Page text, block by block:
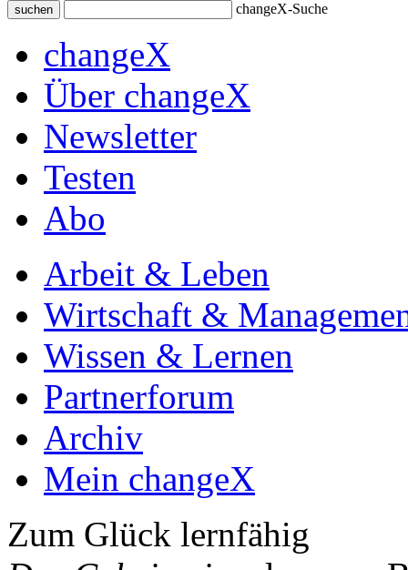
suchen changeX-Suche
changeX
Über changeX
Newsletter
Testen
Abo
Arbeit & Leben
Wirtschaft &
Wissen & Lernen
Partnerforum
Archiv
Mein changeX
Zum Glück lernfähig